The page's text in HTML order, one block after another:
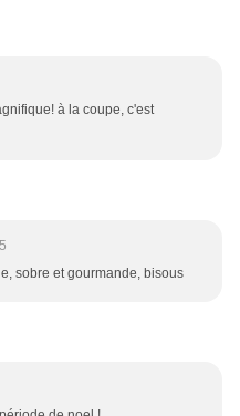
à la coupe, c'est
sobre et gourmande, bisous